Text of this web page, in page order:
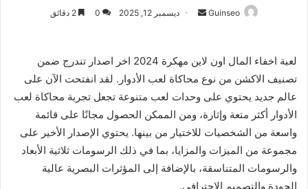
Guinseo
أرسل ديسمبر 12, 2025 0
لعبة اخفاء المال اون لاين مهكرة 2024 اخر اصدار تندرج ضمن
تصنيف الاكشن من نوع محاكاة لعب الأدوار. لقد انفتحت الآن على
عالم جديد يحتوي على وحدات لعب متنوعة تجعل تجربة محاكاة لعب
الأدوار أكثر متعة وإثارة، ومن الممكن الحصول مجانًا على قائمة
واسعة من الشخصيات للاختيار من بينها. يحتوي الإصدار الأخير على
مجموعة من الميزات والمزايا، بما في ذلك الرسومات ثلاثية الأبعاد
والرسومات المتناسقة، بالإضافة إلى المؤثرات البصرية عالية
الجودة والتصميم الاحترافي.